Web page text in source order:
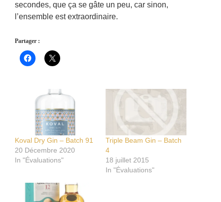
secondes, que ça se gâte un peu, car sinon,
l’ensemble est extraordinaire.
Partager :
Koval Dry Gin – Batch 91
20 Décembre 2020
In "Évaluations"
Triple Beam Gin – Batch
4
18 juillet 2015
In "Évaluations"